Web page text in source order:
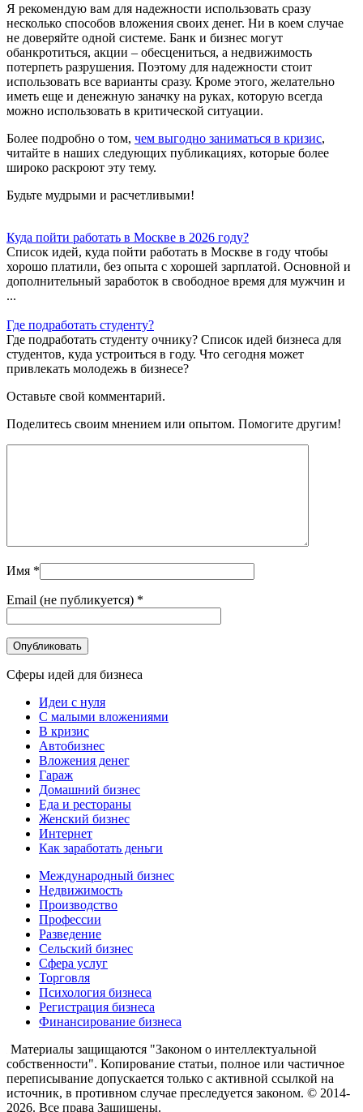
Я рекомендую вам для надежности использовать сразу
несколько способов вложения своих денег. Ни в коем случае
не доверяйте одной системе. Банк и бизнес могут
обанкротиться, акции – обесцениться, а недвижимость
потерпеть разрушения. Поэтому для надежности стоит
использовать все варианты сразу. Кроме этого, желательно
иметь еще и денежную заначку на руках, которую всегда
можно использовать в критической ситуации.
Более подробно о том, чем выгодно заниматься в кризис,
читайте в наших следующих публикациях, которые более
широко раскроют эту тему.
Будьте мудрыми и расчетливыми!
Куда пойти работать в Москве в 2026 году?
Список идей, куда пойти работать в Москве в году чтобы
хорошо платили, без опыта с хорошей зарплатой. Основной и
дополнительный заработок в свободное время для мужчин и
...
Где подработать студенту?
Где подработать студенту очнику? Список идей бизнеса для
студентов, куда устроиться в году. Что сегодня может
привлекать молодежь в бизнесе?
Оставьте свой комментарий.
Поделитесь своим мнением или опытом. Помогите другим!
Имя *
Email (не публикуется) *
Сферы идей для бизнеса
Идеи с нуля
С малыми вложениями
В кризис
Автобизнес
Вложения денег
Гараж
Домашний бизнес
Еда и рестораны
Женский бизнес
Интернет
Как заработать деньги
Международный бизнес
Недвижимость
Производство
Профессии
Разведение
Сельский бизнес
Сфера услуг
Торговля
Психология бизнеса
Регистрация бизнеса
Финансирование бизнеса
Материалы защищаются "Законом о интеллектуальной
собственности". Копирование статьи, полное или частичное
переписывание допускается только с активной ссылкой на
источник, в противном случае преследуется законом. © 2014-
2026. Все права Защищены.